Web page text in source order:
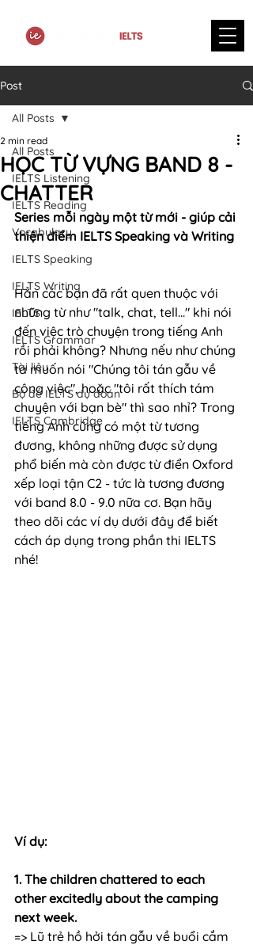
Post
All Posts
IELTS Listening
IELTS Reading
Vocabulary
IELTS Speaking
IELTS Writing
IELTS
IELTS Grammar
Tài liệu
Bộ đề IELTS dự đoán
IELTS Cambridge
All Posts
HỌC TỪ VỰNG BAND 8 -
CHATTER
2 min read
Series mỗi ngày một từ mới - giúp cải
thiện điểm IELTS Speaking và Writing
Hẳn các bạn đã rất quen thuộc với
những từ như "talk, chat, tell..." khi nói
đến việc trò chuyện trong tiếng Anh
rồi phải không? Nhưng nếu như chúng
ta muốn nói "Chúng tôi tán gẫu về
công việc", hoặc "tôi rất thích tám
chuyện với bạn bè" thì sao nhỉ? Trong
tiếng Anh cũng có một từ tương
đương, không những được sử dụng
phổ biến mà còn được từ điển Oxford
xếp loại tận C2 - tức là tương đương
với band 8.0 - 9.0 nữa cơ. Bạn hãy
theo dõi các ví dụ dưới đây để biết
cách áp dụng trong phần thi IELTS
nhé!
Ví dụ:
1. The children chattered to each
other excitedly about the camping
next week.
=> Lũ trẻ hồ hởi tán gẫu về buổi cắm